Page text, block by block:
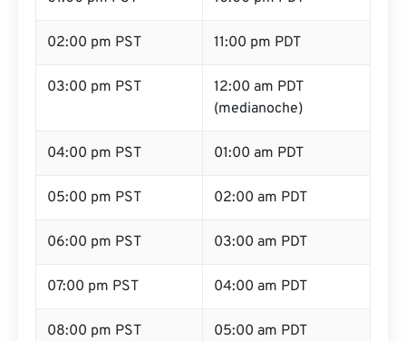
02:00 pm PST 11:00 pm PDT
03:00 pm PST
12:00 am PDT
(medianoche)
04:00 pm PST 01:00 am PDT
05:00 pm PST 02:00 am PDT
06:00 pm PST 03:00 am PDT
07:00 pm PST 04:00 am PDT
08:00 pm PST 05:00 am PDT